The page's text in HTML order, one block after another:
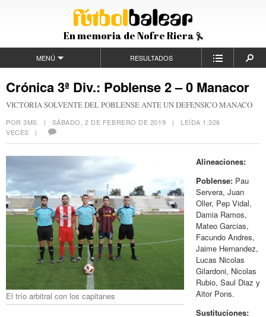
En memoria de Nofre Riera
MENÚ RESULTADOS
Crónica 3ª Div.: Poblense 2 – 0 Manacor
VICTORIA SOLVENTE DEL POBLENSE ANTE UN DEFENSICO MANACO
POR 3MS | SÁBADO, 2 DE FEBRERO DE 2019 | LEÍDA 1.326
VECES |
El trío arbitral con los capitanes
Alineaciones:
Poblense: Pau
Servera, Juan
Oller, Pep Vidal,
Damia Ramos,
Mateo Garcias,
Facundo Andres,
Jaime Hernandez,
Lucas Nicolas
Gilardoni, Nicolas
Rubio, Saul Diaz y
Aitor Pons.
Sustituciones: